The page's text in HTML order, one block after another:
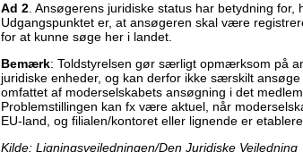
Ad 2 . Ansøgerens juridiske status har betydning for,
Udgangspunktet er, at ansøgeren skal være
for at kunne søge her i landet.
Bemærk: Toldstyrelsen gør særligt opmærksom på
juridiske enheder, og kan derfor ikke særskilt
omfattet af moderselskabets ansøgning i det
Problemstillingen kan fx være aktuel, når
EU-land, og filialen/kontoret eller lignende er
Kilde: Ligningsvejledningen/Den Juridiske Vejledning